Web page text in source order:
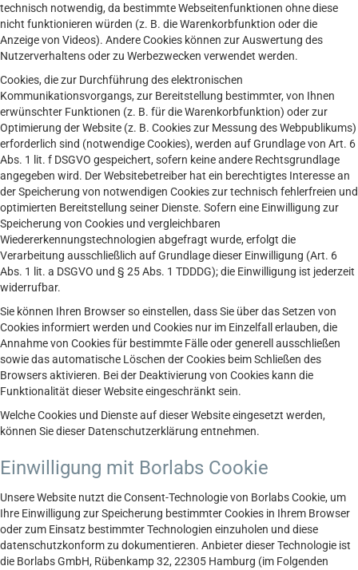
technisch notwendig, da bestimmte Webseitenfunktionen ohne diese
nicht funktionieren würden (z. B. die Warenkorbfunktion oder die
Anzeige von Videos). Andere Cookies können zur Auswertung des
Nutzerverhaltens oder zu Werbezwecken verwendet werden.
Cookies, die zur Durchführung des elektronischen
Kommunikationsvorgangs, zur Bereitstellung bestimmter, von Ihnen
erwünschter Funktionen (z. B. für die Warenkorbfunktion) oder zur
Optimierung der Website (z. B. Cookies zur Messung des Webpublikums)
erforderlich sind (notwendige Cookies), werden auf Grundlage von Art. 6
Abs. 1 lit. f DSGVO gespeichert, sofern keine andere Rechtsgrundlage
angegeben wird. Der Websitebetreiber hat ein berechtigtes Interesse an
der Speicherung von notwendigen Cookies zur technisch fehlerfreien und
optimierten Bereitstellung seiner Dienste. Sofern eine Einwilligung zur
Speicherung von Cookies und vergleichbaren
Wiedererkennungstechnologien abgefragt wurde, erfolgt die
Verarbeitung ausschließlich auf Grundlage dieser Einwilligung (Art. 6
Abs. 1 lit. a DSGVO und § 25 Abs. 1 TDDDG); die Einwilligung ist jederzeit
widerrufbar.
Sie können Ihren Browser so einstellen, dass Sie über das Setzen von
Cookies informiert werden und Cookies nur im Einzelfall erlauben, die
Annahme von Cookies für bestimmte Fälle oder generell ausschließen
sowie das automatische Löschen der Cookies beim Schließen des
Browsers aktivieren. Bei der Deaktivierung von Cookies kann die
Funktionalität dieser Website eingeschränkt sein.
Welche Cookies und Dienste auf dieser Website eingesetzt werden,
können Sie dieser Datenschutzerklärung entnehmen.
Einwilligung mit Borlabs Cookie
Unsere Website nutzt die Consent-Technologie von Borlabs Cookie, um
Ihre Einwilligung zur Speicherung bestimmter Cookies in Ihrem Browser
oder zum Einsatz bestimmter Technologien einzuholen und diese
datenschutzkonform zu dokumentieren. Anbieter dieser Technologie ist
die Borlabs GmbH, Rübenkamp 32, 22305 Hamburg (im Folgenden